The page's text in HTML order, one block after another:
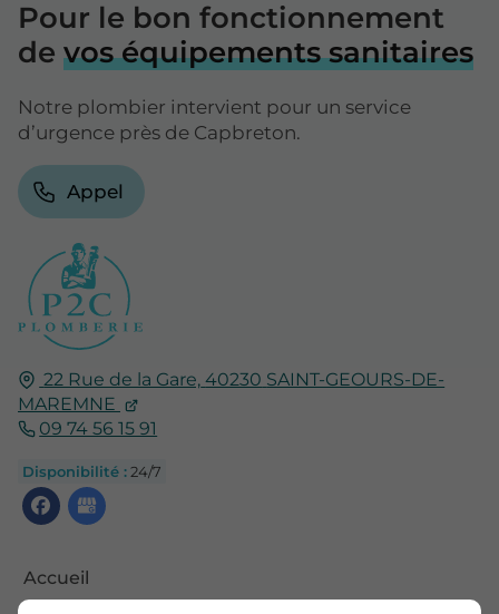
22 Rue de la Gare, 40230 SAINT-GEOURS-DE-
MAREMNE
09 74 56 15 91
Disponibilité :24/7
Accueil
Pour le bon fonctionnement
de vos équipements sanitaires
Notre plombier intervient pour un service
d’urgence près de Capbreton.
Appel